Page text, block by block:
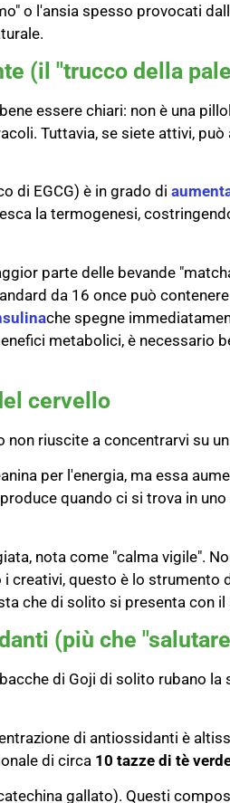
o l'ansia spesso provocati
(il "trucco della
essere chiari: non è una
Tuttavia, se siete attivi,
di EGCG) è in grado di
la termogenesi,
parte delle bevande
da 16 once può
che spegne
metabolici, è necessario
cervello
non riuscite a concentrarvi su
per l'energia, ma essa
quando ci si trova in
nota come "calma vigile".
creativi, questo è lo strumento
che di solito si presenta con
(più che
di Goji di solito rubano la
di antiossidanti è
di circa 10 tazze di tè
gallato). Questi